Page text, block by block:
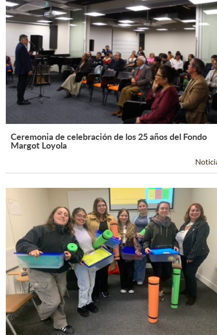
Leer Más +
Ceremonia de celebración de los 25 años del Fondo
Margot Loyola